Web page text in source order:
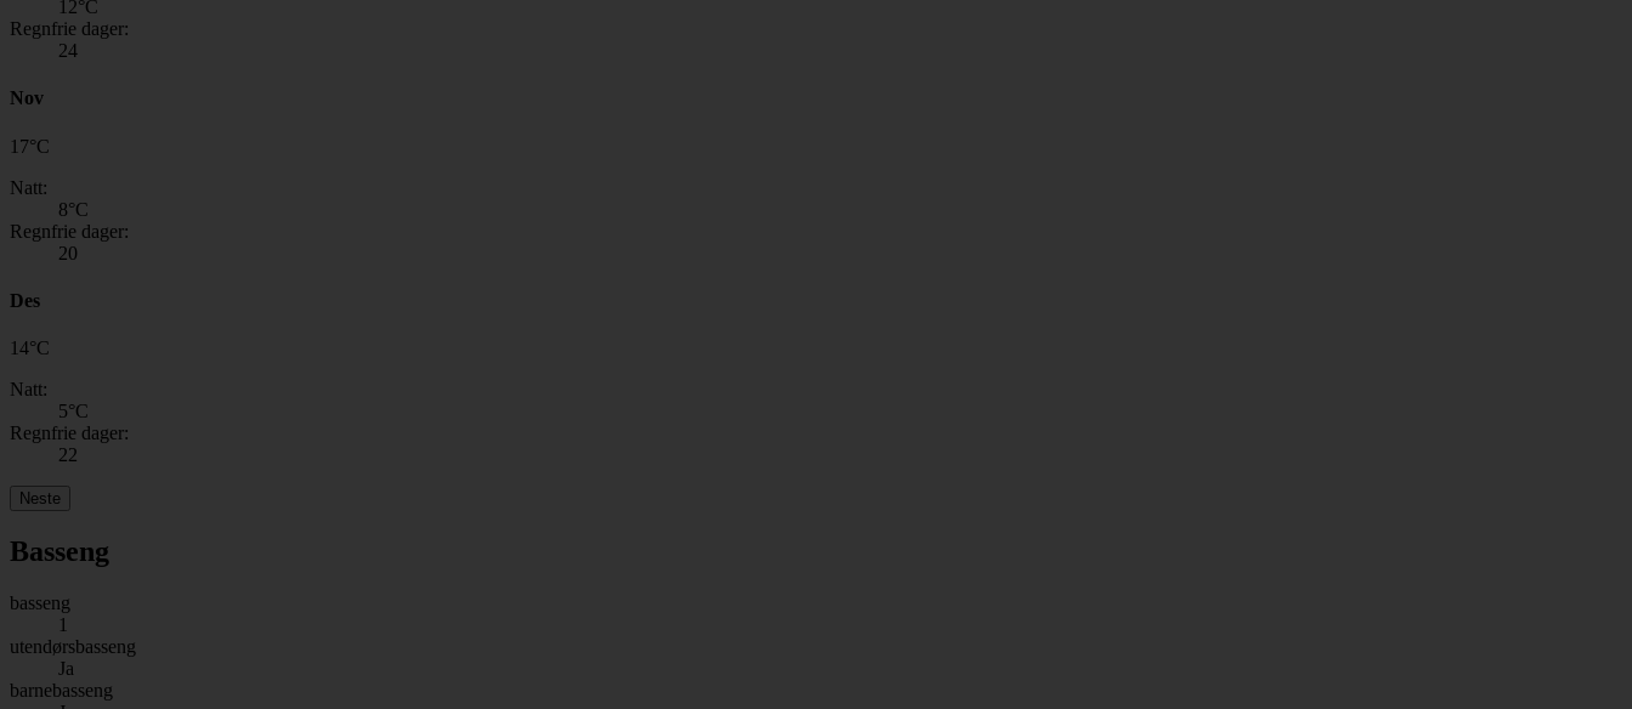
12°C
Regnfrie dager:
24
Nov
17°C
Natt:
8°C
Regnfrie dager:
20
Des
14°C
Natt:
5°C
Regnfrie dager:
22
Neste
Basseng
basseng
1
utendørsbasseng
Ja
barnebasseng